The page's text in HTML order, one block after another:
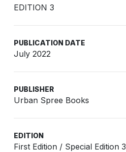
EDITION 3
PUBLICATION DATE
July 2022
PUBLISHER
Urban Spree Books
EDITION
First Edition / Special Edition 3